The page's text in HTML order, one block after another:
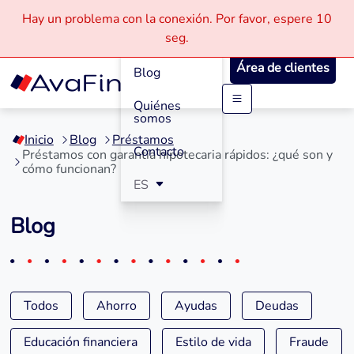
Saltar
contenido
Hay un problema con la conexión. Por favor, espere 10
seg.
Cómo
Funciona
Blog
Quiénes
somos
Contacto
ES
Área de clientes
Inicio Blog
Préstamos
Préstamos con garantía hipotecaria rápidos: ¿qué son y
cómo funcionan?
Blog
Todos Ahorro Ayudas Deudas
Educación financiera Estilo de vida Fraude